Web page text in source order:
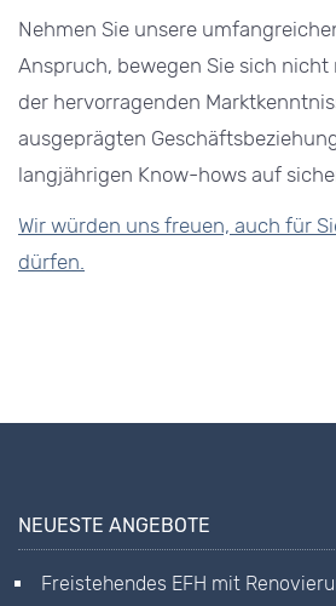
Nehmen Sie unsere
Anspruch, bewegen Sie sich
der hervorragenden
ausgeprägten
langjährigen Know-hows auf
Wir würden uns freuen, auch für
dürfen.
NEUESTE ANGEBOTE
Freistehendes EFH mit